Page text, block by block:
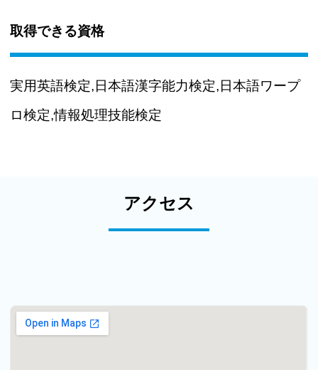
取得できる資格
実用英語検定,日本語漢字能力検定,日本語ワープ
ロ検定,情報処理技能検定
アクセス